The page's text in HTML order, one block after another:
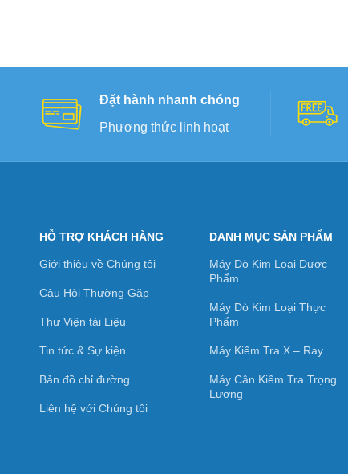
Đặt hành nhanh chóng
Phương thức linh hoạt
HỖ TRỢ KHÁCH HÀNG
Giới thiệu về Chúng tôi
Câu Hỏi Thường Gặp
Thư Viện tài Liệu
Tin tức & Sự kiện
Bản đồ chỉ đường
Liên hệ với Chúng tôi
DANH MỤC SẢN PHẨM
Máy Dò Kim Loại Dược
Phẩm
Máy Dò Kim Loại Thực
Phẩm
Máy Kiểm Tra X – Ray
Máy Cân Kiểm Tra Trọng
Lượng